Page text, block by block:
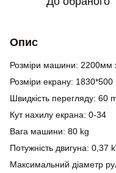
Опис
Розміри машини: 2200мм
Розміри екрану: 1830*500
Швидкість перегляду: 60
Кут нахилу екрана: 0-34
Вага машини: 80 kg
Потужність двигуна: 0,37
Максимальний діаметр